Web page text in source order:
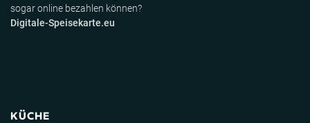
sogar online bezahlen können?
Digitale-Speisekarte.eu
KÜCHE